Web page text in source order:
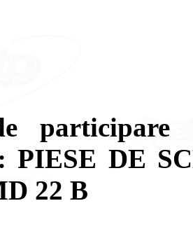
participare
PIESE DE
22 B